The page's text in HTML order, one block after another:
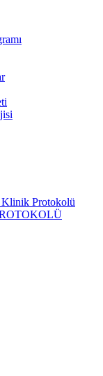
Klinik Protokolü